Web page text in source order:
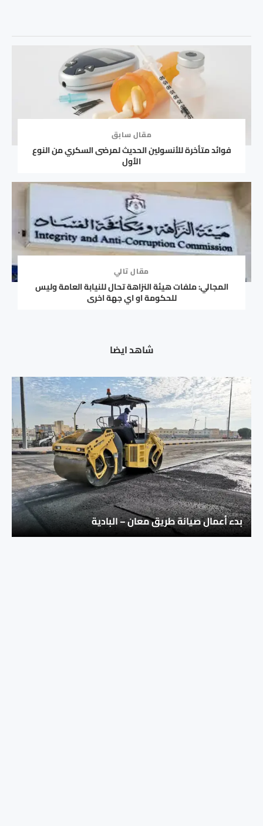
مقال سابق
فوائد متأخرة للأنسولين الحديث لمرضى السكري من النوع
الأول
مقال تالي
المجالي: ملفات هيئة النزاهة تحال للنيابة العامة وليس
للحكومة او اي جهة اخرى
شاهد ايضا
بدء أعمال صيانة طريق معان – البادية